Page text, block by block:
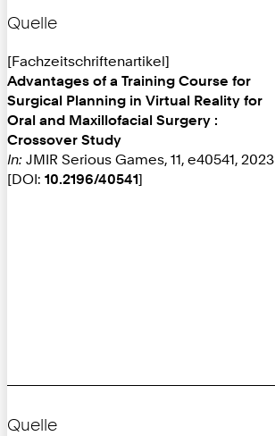
Quelle
[Fachzeitschriftenartikel]
Advantages of a Training Course for
Surgical Planning in Virtual Reality for
Oral and Maxillofacial Surgery :
Crossover Study
In: JMIR Serious Games, 11, e40541, 2023
[DOI: 10.2196/40541]
Quelle